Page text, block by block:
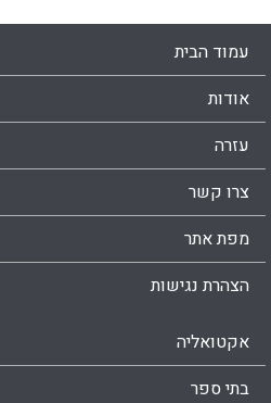
עמוד הבית
אודות
עזרה
צרו קשר
מפת אתר
הצהרת נגישות
אקטואליה
בתי ספר